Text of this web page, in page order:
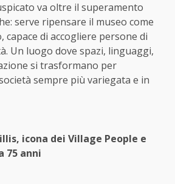
va oltre il superamento
serve ripensare il museo come
capace di accogliere persone di
Un luogo dove spazi, linguaggi,
si trasformano per
sempre più variegata e in
icona dei Village People e
75 anni